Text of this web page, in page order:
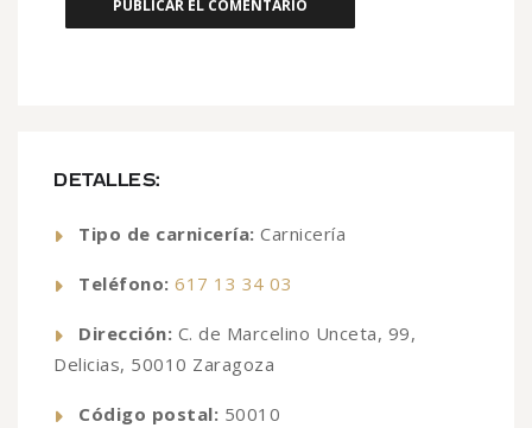
DETALLES:
Tipo de carnicería: Carnicería
Teléfono: 617 13 34 03
Dirección: C. de Marcelino Unceta, 99,
Delicias, 50010 Zaragoza
Código postal: 50010